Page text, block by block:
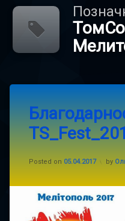
Posted on 05.04.2017 by
#TS_FEST_2017
благодарность
спонсоры
Мелитополь
a
Comment
on
Благодарность
TS_Fest_2017